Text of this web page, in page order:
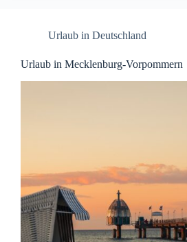
Urlaub in Deutschland
Urlaub in Mecklenburg-Vorpommern